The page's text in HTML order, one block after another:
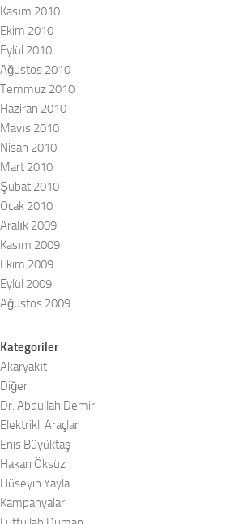
Kasım 2010
Ekim 2010
Eylül 2010
Ağustos 2010
Temmuz 2010
Haziran 2010
Mayıs 2010
Nisan 2010
Mart 2010
Şubat 2010
Ocak 2010
Aralık 2009
Kasım 2009
Ekim 2009
Eylül 2009
Ağustos 2009
Kategoriler
Akaryakıt
Diğer
Dr. Abdullah Demir
Elektrikli Araçlar
Enis Büyüktaş
Hakan Öksüz
Hüseyin Yayla
Kampanyalar